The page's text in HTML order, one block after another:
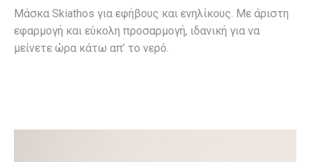
Μάσκα Skiathos για εφήβους και ενηλίκους. Με άριστη
εφαρμογή και εύκολη προσαρμογή, ιδανική για να
μείνετε ώρα κάτω απ’ το νερό.